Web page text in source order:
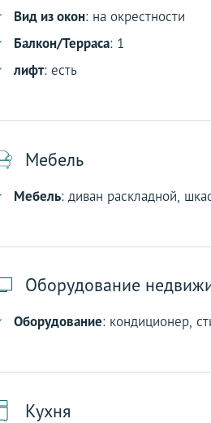
Вид из окон: на окрестности
Балкон/Терраса: 1
лифт: есть
Мебель
Мебель: диван раскладной,
Оборудование
Оборудование: кондиционер,
Кухня